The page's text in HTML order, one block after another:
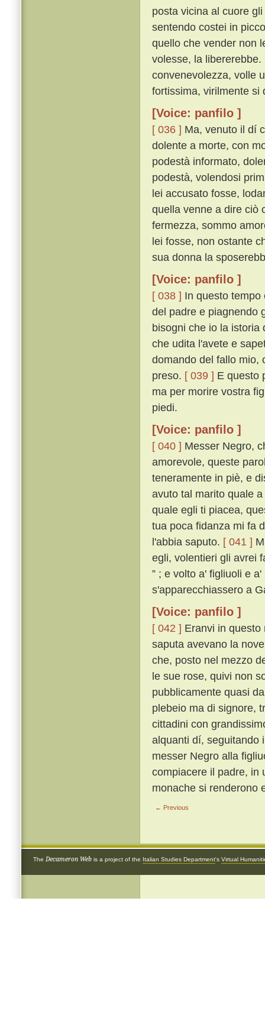
posta vicina al cuore
sentendo costei in
quello che vender non
volesse, la libererebbe.
convenevolezza, volle
fortissima, virilmente si
[Voice: panfilo ]
[ 036 ] Ma, venuto il dí
dolente a morte, con
podestà informato,
podestà, volendosi
lei accusato fosse,
quella venne a dire ciò
fermezza, sommo
lei fosse, non ostante
sua donna la
[Voice: panfilo ]
[ 038 ] In questo
del padre e piagnendo
bisogni che io la istoria
che udita l'avete e
domando del fallo mio,
preso. [ 039 ] E questo
ma per morire vostra
piedi.
[Voice: panfilo ]
[ 040 ] Messer Negro,
amorevole, queste
teneramente in piè, e
avuto tal marito quale
quale egli ti piacea,
tua poca fidanza mi fa
l'abbia saputo. [ 041 ]
egli, volentieri gli avrei
” ; e volto a' figliuoli e
s'apparecchiassero a
[Voice: panfilo ]
[ 042 ] Eranvi in
saputa avevano la
che, posto nel mezzo
le sue rose, quivi non
pubblicamente quasi
plebeio ma di signore,
cittadini con
alquanti dí, seguitando
messer Negro alla
compiacere il padre, in
monache si renderono
← Previous
The Decameron Web is a project of the Italian Studies Department's Virtual